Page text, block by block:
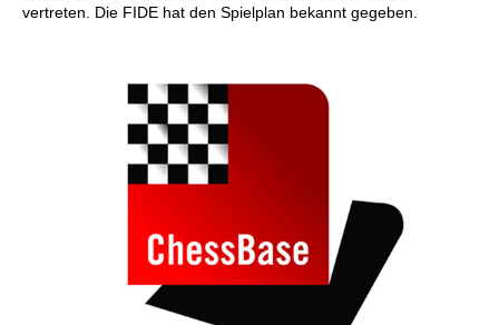
vertreten. Die FIDE hat den Spielplan bekannt gegeben.